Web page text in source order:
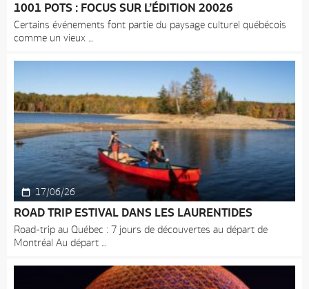
1001 POTS : FOCUS SUR L’ÉDITION 20026
Certains événements font partie du paysage culturel québécois
comme un vieux
17/06/26
ROAD TRIP ESTIVAL DANS LES LAURENTIDES
Road-trip au Québec : 7 jours de découvertes au départ de
Montréal Au départ